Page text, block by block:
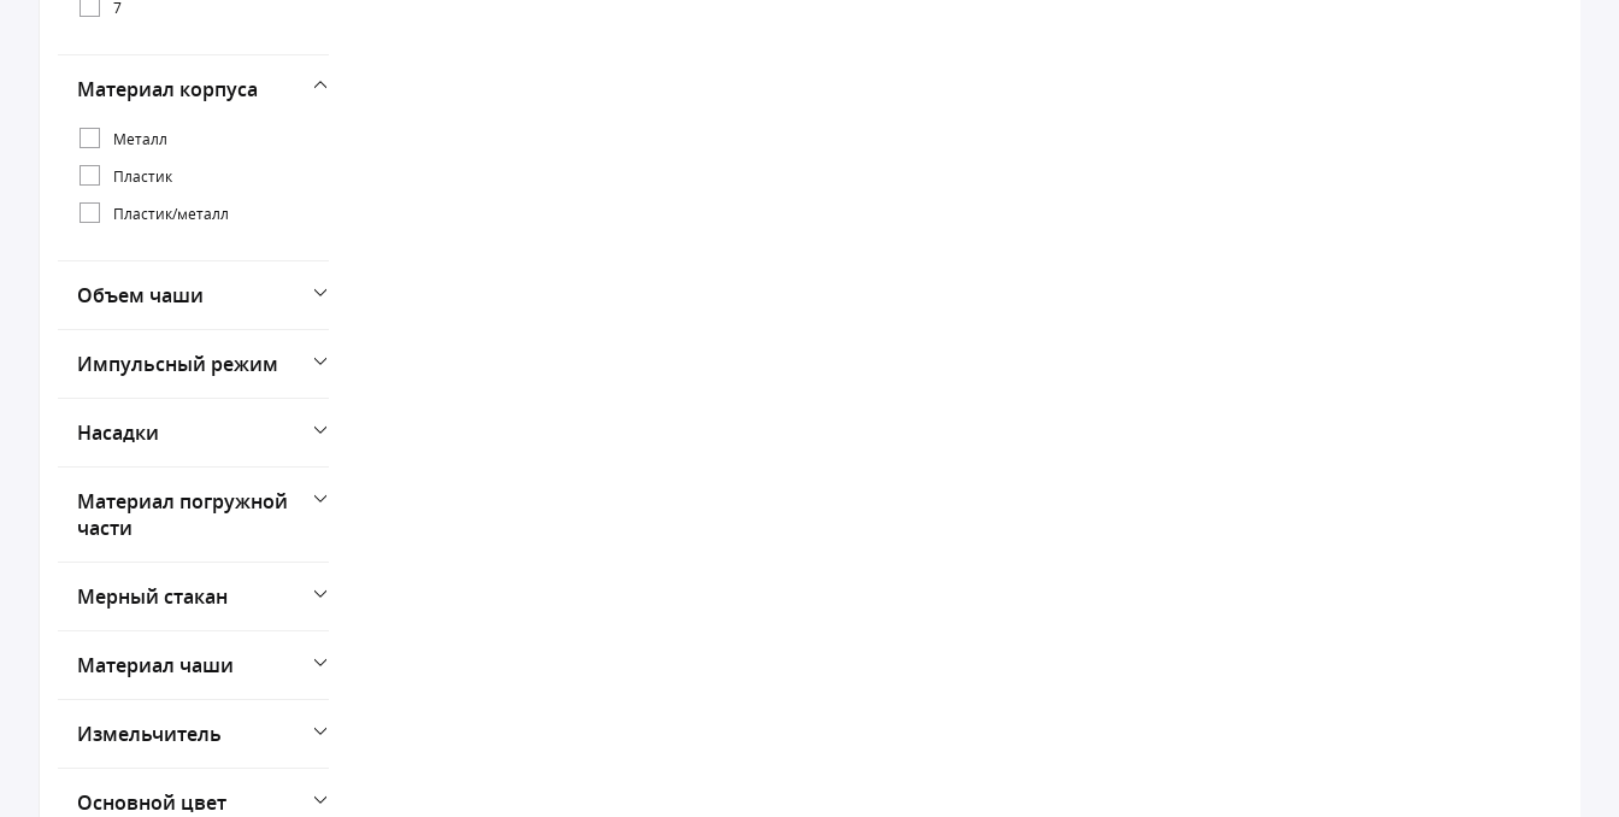
7
Материал корпуса
Металл
Пластик
Пластик/металл
Объем чаши
Импульсный режим
Насадки
Материал погружной
части
Мерный стакан
Материал чаши
Измельчитель
Основной цвет